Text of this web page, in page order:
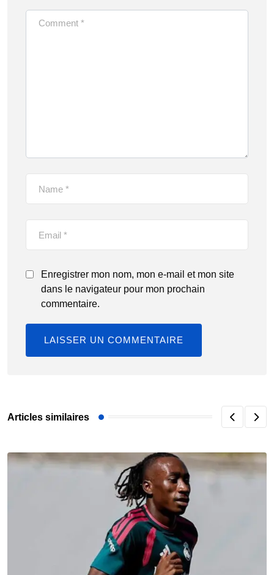
Enregistrer mon nom, mon e-mail et mon site
dans le navigateur pour mon prochain
commentaire.
Articles similaires